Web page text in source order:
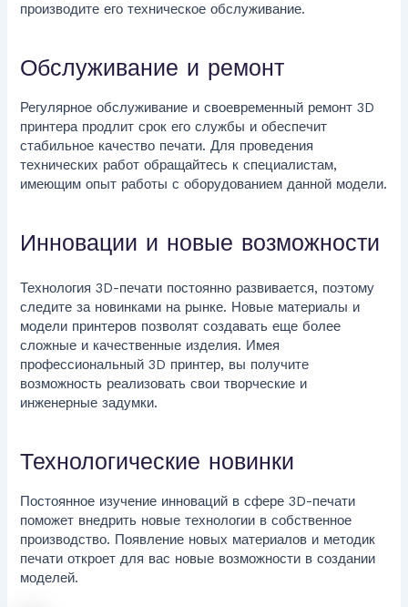
производите его техническое обслуживание.
Обслуживание и ремонт
Регулярное обслуживание и своевременный ремонт 3D
принтера продлит срок его службы и обеспечит
стабильное качество печати. Для проведения
технических работ обращайтесь к специалистам,
имеющим опыт работы с оборудованием данной модели.
Инновации и новые возможности
Технология 3D-печати постоянно развивается, поэтому
следите за новинками на рынке. Новые материалы и
модели принтеров позволят создавать еще более
сложные и качественные изделия. Имея
профессиональный 3D принтер, вы получите
возможность реализовать свои творческие и
инженерные задумки.
Технологические новинки
Постоянное изучение инноваций в сфере 3D-печати
поможет внедрить новые технологии в собственное
производство. Появление новых материалов и методик
печати откроет для вас новые возможности в создании
моделей.